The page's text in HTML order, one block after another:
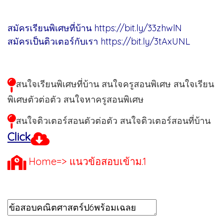
สมัครเรียนพิเศษที่บ้าน https://bit.ly/33zhwlN
สมัครเป็นติวเตอร์กับเรา https://bit.ly/3tAxUNL
สนใจเรียนพิเศษที่บ้าน สนใจครูสอนพิเศษ สนใจเรียน
พิเศษตัวต่อตัว สนใจหาครูสอนพิเศษ
สนใจติวเตอร์สอนตัวต่อตัว สนใจติวเตอร์สอนที่บ้าน
Click
Home=> แนวข้อสอบเข้าม.1